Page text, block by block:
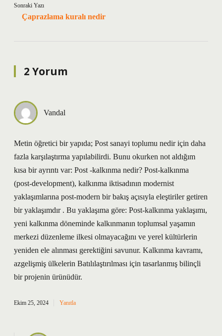
Sonraki Yazı
Çaprazlama kuralı nedir
2 Yorum
Vandal
Metin öğretici bir yapıda; Post sanayi toplumu nedir için daha
fazla karşılaştırma yapılabilirdi. Bunu okurken not aldığım
kısa bir ayrıntı var: Post -kalkınma nedir? Post-kalkınma
(post-development), kalkınma iktisadının modernist
yaklaşımlarına post-modern bir bakış açısıyla eleştiriler getiren
bir yaklaşımdır . Bu yaklaşıma göre: Post-kalkınma yaklaşımı,
yeni kalkınma döneminde kalkınmanın toplumsal yaşamın
merkezi düzenleme ilkesi olmayacağını ve yerel kültürlerin
yeniden ele alınması gerektiğini savunur. Kalkınma kavramı,
azgelişmiş ülkelerin Batılılaştırılması için tasarlanmış bilinçli
bir projenin ürünüdür.
Ekim 25, 2024 Yanıtla